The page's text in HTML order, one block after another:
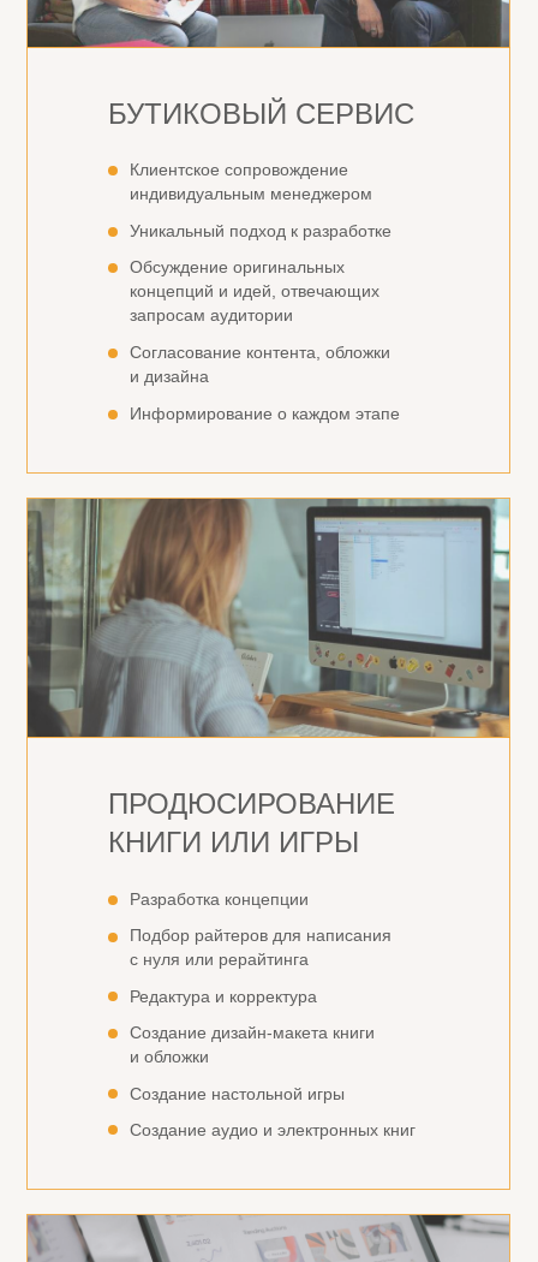
БУТИКОВЫЙ СЕРВИС
Клиентское сопровождение
индивидуальным менеджером
Уникальный подход к разработке
Обсуждение оригинальных
концепций и идей, отвечающих
запросам аудитории
Согласование контента, обложки
и дизайна
Информирование о каждом этапе
ПРОДЮСИРОВАНИЕ
КНИГИ ИЛИ ИГРЫ
Разработка концепции
Подбор райтеров для написания
с нуля или рерайтинга
Редактура и корректура
Создание дизайн-макета книги
и обложки
Создание аудио и электронных книг
Создание настольной игры